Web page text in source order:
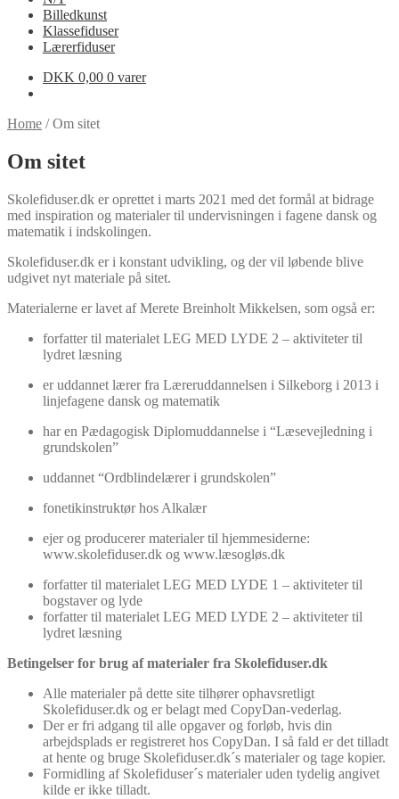
Billedkunst
Klassefiduser
Lærerfiduser
DKK 0,00 0 varer
Home /Om sitet
Om sitet
Skolefiduser.dk er oprettet i marts 2021 med det formål at bidrage
med inspiration og materialer til undervisningen i fagene dansk og
matematik i indskolingen.
Skolefiduser.dk er i konstant udvikling, og der vil løbende blive
udgivet nyt materiale på sitet.
Materialerne er lavet af Merete Breinholt Mikkelsen, som også er:
forfatter til materialet LEG MED LYDE 2 – aktiviteter til
lydret læsning
er uddannet lærer fra Læreruddannelsen i Silkeborg i 2013 i
linjefagene dansk og matematik
har en Pædagogisk Diplomuddannelse i “Læsevejledning i
grundskolen”
uddannet “Ordblindelærer i grundskolen”
fonetikinstruktør hos Alkalær
ejer og producerer materialer til hjemmesiderne:
www.skolefiduser.dk og www.læsogløs.dk
forfatter til materialet LEG MED LYDE 1 – aktiviteter til
bogstaver og lyde
forfatter til materialet LEG MED LYDE 2 – aktiviteter til
lydret læsning
Betingelser for brug af materialer fra Skolefiduser.dk
Alle materialer på dette site tilhører ophavsretligt
Skolefiduser.dk og er belagt med CopyDan-vederlag.
Der er fri adgang til alle opgaver og forløb, hvis din
arbejdsplads er registreret hos CopyDan. I så fald er det tilladt
at hente og bruge Skolefiduser.dk´s materialer og tage kopier.
Formidling af Skolefiduser´s materialer uden tydelig angivet
kilde er ikke tilladt.